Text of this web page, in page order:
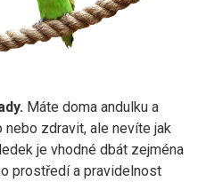
Máte doma andulku a
zdravit, ale nevíte jak
je vhodné dbát zejména
prostředí a pravidelnost